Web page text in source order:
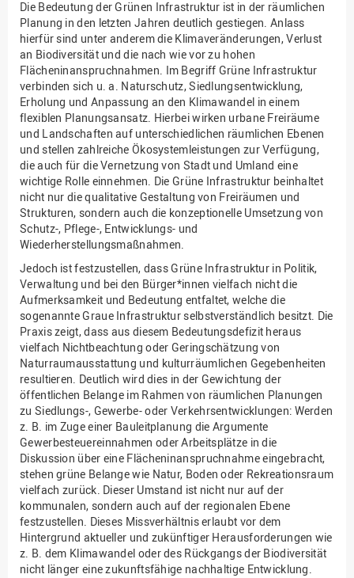
Die Bedeutung der Grünen Infrastruktur ist in der räumlichen
Planung in den letzten Jahren deutlich gestiegen. Anlass
hierfür sind unter anderem die Klimaveränderungen, Verlust
an Biodiversität und die nach wie vor zu hohen
Flächeninanspruchnahmen. Im Begriff Grüne Infrastruktur
verbinden sich u. a. Naturschutz, Siedlungsentwicklung,
Erholung und Anpassung an den Klimawandel in einem
flexiblen Planungsansatz. Hierbei wirken urbane Freiräume
und Landschaften auf unterschiedlichen räumlichen Ebenen
und stellen zahlreiche Ökosystemleistungen zur Verfügung,
die auch für die Vernetzung von Stadt und Umland eine
wichtige Rolle einnehmen. Die Grüne Infrastruktur beinhaltet
nicht nur die qualitative Gestaltung von Freiräumen und
Strukturen, sondern auch die konzeptionelle Umsetzung von
Schutz-, Pflege-, Entwicklungs- und
Wiederherstellungsmaßnahmen.
Jedoch ist festzustellen, dass Grüne Infrastruktur in Politik,
Verwaltung und bei den Bürger*innen vielfach nicht die
Aufmerksamkeit und Bedeutung entfaltet, welche die
sogenannte Graue Infrastruktur selbstverständlich besitzt. Die
Praxis zeigt, dass aus diesem Bedeutungsdefizit heraus
vielfach Nichtbeachtung oder Geringschätzung von
Naturraumausstattung und kulturräumlichen Gegebenheiten
resultieren. Deutlich wird dies in der Gewichtung der
öffentlichen Belange im Rahmen von räumlichen Planungen
zu Siedlungs-, Gewerbe- oder Verkehrsentwicklungen: Werden
z. B. im Zuge einer Bauleitplanung die Argumente
Gewerbesteuereinnahmen oder Arbeitsplätze in die
Diskussion über eine Flächeninanspruchnahme eingebracht,
stehen grüne Belange wie Natur, Boden oder Rekreationsraum
vielfach zurück. Dieser Umstand ist nicht nur auf der
kommunalen, sondern auch auf der regionalen Ebene
festzustellen. Dieses Missverhältnis erlaubt vor dem
Hintergrund aktueller und zukünftiger Herausforderungen wie
z. B. dem Klimawandel oder des Rückgangs der Biodiversität
nicht länger eine zukunftsfähige nachhaltige Entwicklung.